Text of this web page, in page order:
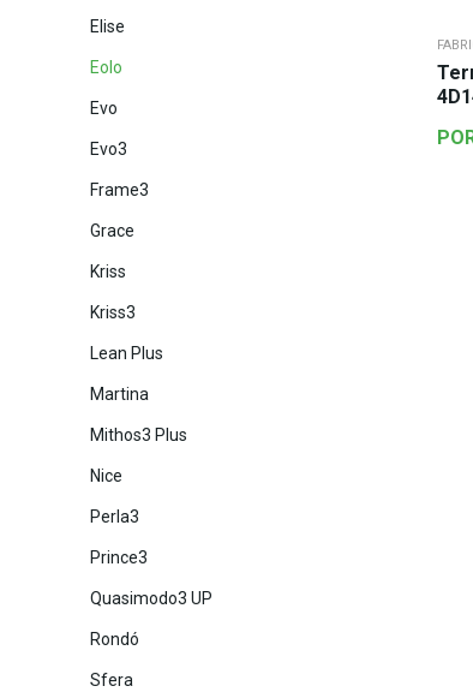
Elise
Eolo
Evo
Evo3
Frame3
Grace
Kriss
Kriss3
Lean Plus
Martina
Mithos3 Plus
Nice
Perla3
Prince3
Quasimodo3 UP
Rondó
Sfera